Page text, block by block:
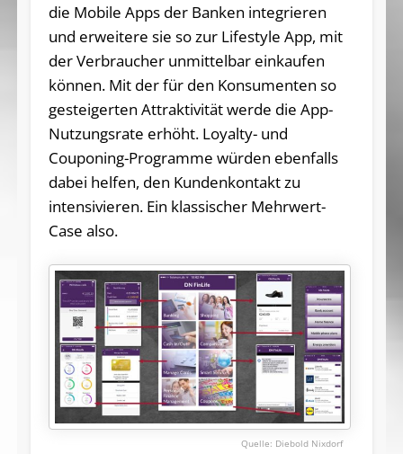
die Mobile Apps der Banken integrieren
und erweitere sie so zur Lifestyle App, mit
der Verbraucher unmittelbar einkaufen
können. Mit der für den Konsumenten so
gesteigerten Attraktivität werde die App-
Nutzungsrate erhöht. Loyalty- und
Couponing-Programme würden ebenfalls
dabei helfen, den Kundenkontakt zu
intensivieren. Ein klassischer Mehrwert-
Case also.
Diebold Nixdorf